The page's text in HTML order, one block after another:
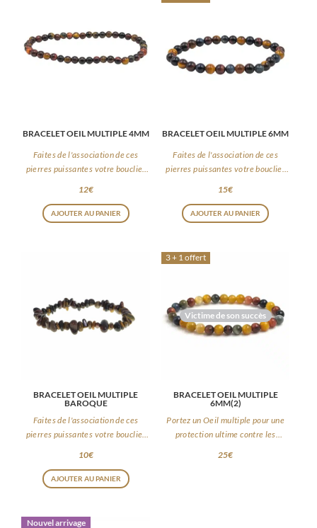
BRACELET OEIL MULTIPLE 4MM
Faites de l'association de ces
pierres puissantes votre bouclier
12€
AJOUTER AU PANIER
BRACELET OEIL MULTIPLE 6MM
Faites de l'association de ces
pierres puissantes votre bouclier
15€
AJOUTER AU PANIER
BRACELET OEIL MULTIPLE
BAROQUE
Faites de l'association de ces
pierres puissantes votre bouclier
10€
AJOUTER AU PANIER
Victime de son succès
3 + 1 offert
BRACELET OEIL MULTIPLE
6MM(2)
Portez un Oeil multiple pour une
protection ultime contre les
25€
Nouvel arrivage